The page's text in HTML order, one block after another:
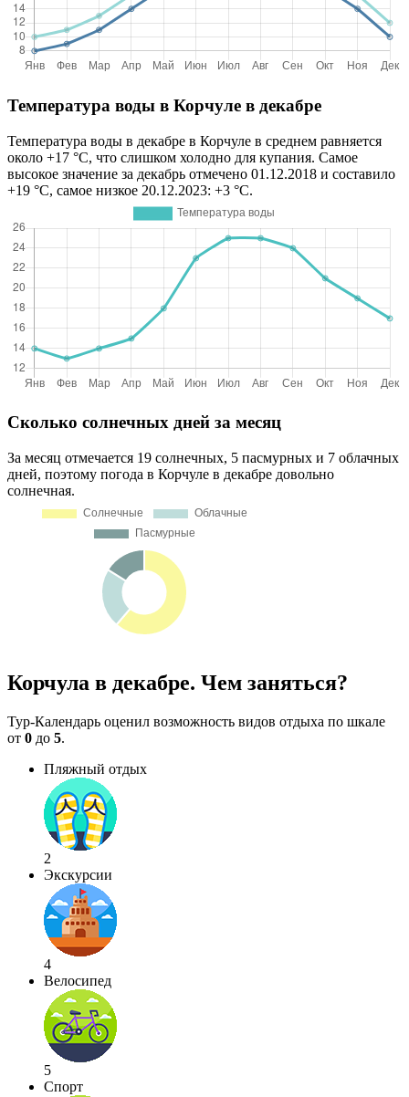
Температура воды в Корчуле в декабре
Температура воды в декабре в Корчуле в среднем равняется
около +17 °C, что слишком холодно для купания. Самое
высокое значение за декабрь отмечено 01.12.2018 и составило
+19 °C, самое низкое 20.12.2023: +3 °C.
Сколько солнечных дней за месяц
За месяц отмечается 19 солнечных, 5 пасмурных и 7 облачных
дней, поэтому погода в Корчуле в декабре довольно
солнечная.
Корчула в декабре. Чем заняться?
Тур-Календарь оценил возможность видов отдыха по шкале
от 0 до 5.
Пляжный отдых
2
Экскурсии
4
Велосипед
5
Спорт